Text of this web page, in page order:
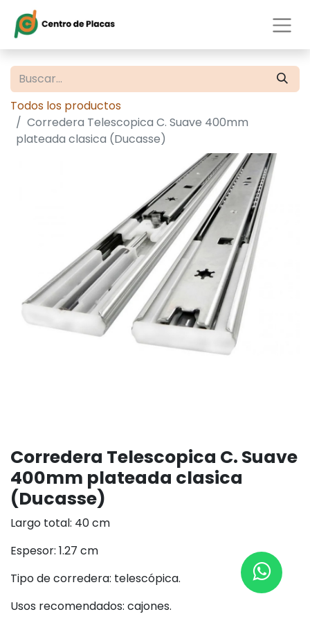
Todos los productos
Corredera Telescopica C. Suave 400mm
plateada clasica (Ducasse)
Corredera Telescopica C. Suave
400mm plateada clasica
(Ducasse)
Largo total: 40 cm
Espesor: 1.27 cm
Tipo de corredera: telescópica.
Usos recomendados: cajones.